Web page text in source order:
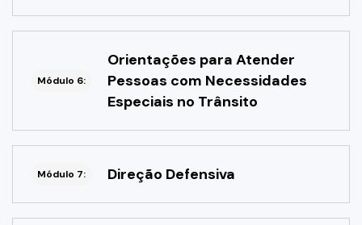
Módulo 6:
Orientações para Atender
Pessoas com Necessidades
Especiais no Trânsito
Módulo 7: Direção Defensiva